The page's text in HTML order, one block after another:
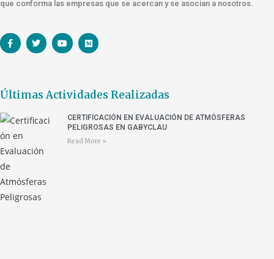
que conforma las empresas que se acercan y se asocian a nosotros.
Últimas Actividades Realizadas
CERTIFICACIÓN EN EVALUACIÓN DE ATMÓSFERAS
PELIGROSAS EN GABYCLAU
Read More »